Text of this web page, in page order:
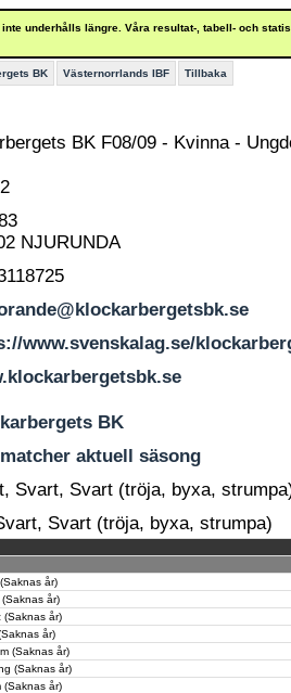
inte underhålls längre. Våra resultat-, tabell- och
BK Västernorrlands IBF Tillbaka
BK F08/09 - Kvinna -
NJURUNDA
www.svenskalag.se/
BK
aktuell säsong
Svart, Svart (tröja, byxa,
Svart (tröja, byxa, strumpa)
år)
år)
(Saknas år)
år)
(Saknas år)
(Saknas år)
(Saknas år)